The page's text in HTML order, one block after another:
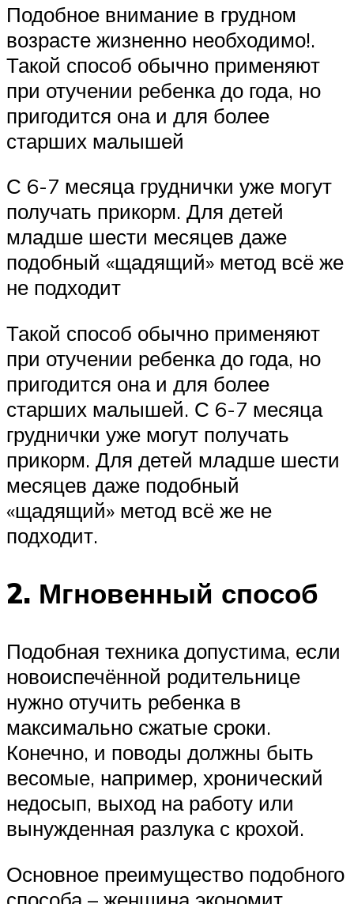
Подобное внимание в грудном
возрасте жизненно необходимо!.
Такой способ обычно применяют
при отучении ребенка до года, но
пригодится она и для более
старших малышей
С 6-7 месяца груднички уже могут
получать прикорм. Для детей
младше шести месяцев даже
подобный «щадящий» метод всё же
не подходит
Такой способ обычно применяют
при отучении ребенка до года, но
пригодится она и для более
старших малышей. С 6-7 месяца
груднички уже могут получать
прикорм. Для детей младше шести
месяцев даже подобный
«щадящий» метод всё же не
подходит.
2. Мгновенный способ
Подобная техника допустима, если
новоиспечённой родительнице
нужно отучить ребенка в
максимально сжатые сроки.
Конечно, и поводы должны быть
весомые, например, хронический
недосып, выход на работу или
вынужденная разлука с крохой.
Основное преимущество подобного